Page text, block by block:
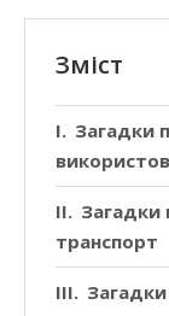
Зміст
Загадки
Загадки
транспорт